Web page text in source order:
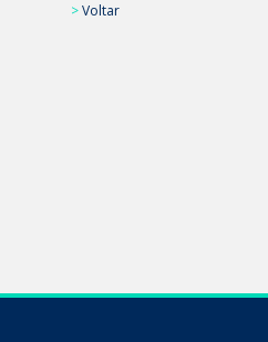
>Voltar